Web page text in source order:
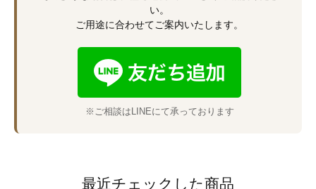
い。
ご用途に合わせてご案内いたします。
※ご相談はLINEにて承っております
最近チェックした商品